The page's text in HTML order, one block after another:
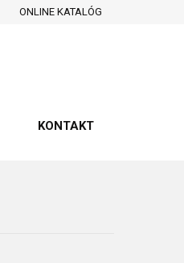
ONLINE KATALÓG
KONTAKT